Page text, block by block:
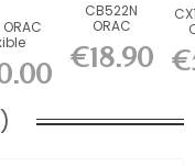
ORAC
Flex
x...
CB522N
ORAC
Cornice
non-primed
Durofoam...
€18.90